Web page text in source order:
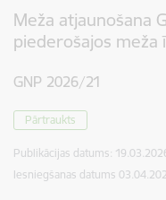
Meža atjaunošana
piederošajos meža
GNP 2026/21
Pārtraukts
Publikācijas datums:
Iesniegšanas datums